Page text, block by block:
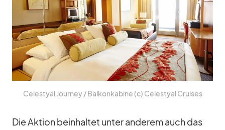
Ce­les­tyal Jour­ney /​ Bal­kon­ka­bine (c) Ce­les­tyal Crui­ses
Die Ak­tion be­inhal­tet un­ter an­de­rem auch das